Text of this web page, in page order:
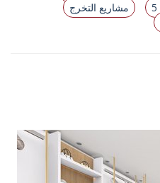
مشاريع التخرج